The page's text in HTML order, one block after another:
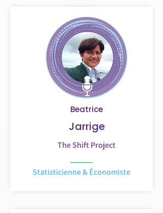
Beatrice
Jarrige
The Shift Project
Statisticienne & Économiste